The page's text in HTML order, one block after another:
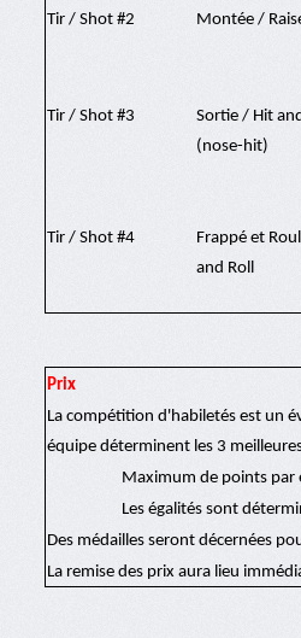
Tir / Shot #2
Montée /
Tir / Shot #3
Sortie / Hit
(nose-hit)
Tir / Shot #4
Frappé et
and Roll
Prix
La compétition d'habiletés est un
équipe déterminent les 3
Maximum de points par
Les égalités sont
Des médailles seront décernées
La remise des prix aura lieu